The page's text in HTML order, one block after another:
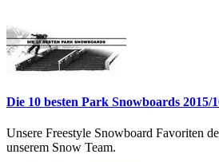
Die 10 besten Park Snowboards 2015/
Unsere Freestyle Snowboard Favoriten
unserem Snow Team.